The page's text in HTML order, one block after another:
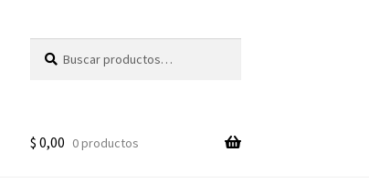
por:
$ 0,00 0 productos